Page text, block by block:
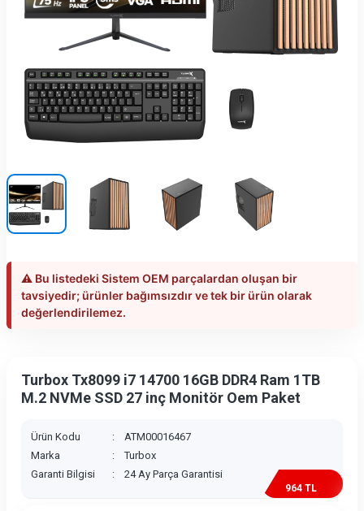
⚠️ Bu listedeki Sistem OEM parçalardan oluşan bir
tavsiyedir; ürünler bağımsızdır ve tek bir ürün olarak
değerlendirilemez.
Turbox Tx8099 i7 14700 16GB DDR4 Ram 1TB
M.2 NVMe SSD 27 inç Monitör Oem Paket
Ürün Kodu :
ATM00016467
Marka
:
Turbox
Garanti Bilgisi
: 24 Ay Parça Garantisi
964 TL